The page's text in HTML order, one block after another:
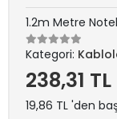
1.2m Metre
Kategori:
238,31 TL
19,86 TL 'den